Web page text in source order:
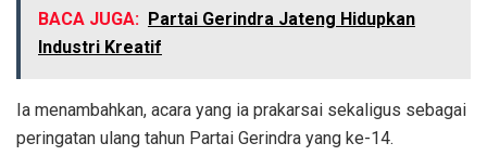
BACA JUGA: Partai Gerindra Jateng Hidupkan
Industri Kreatif
Ia menambahkan, acara yang ia prakarsai sekaligus sebagai
peringatan ulang tahun Partai Gerindra yang ke-14.